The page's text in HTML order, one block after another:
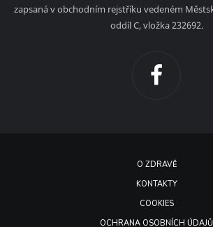
zapsaná v obchodním rejstříku vedeném
oddíl C, vložka 232692.
O ZDRAVĚ
KONTAKTY
COOKIES
OCHRANA OSOBNÍCH ÚDAJŮ